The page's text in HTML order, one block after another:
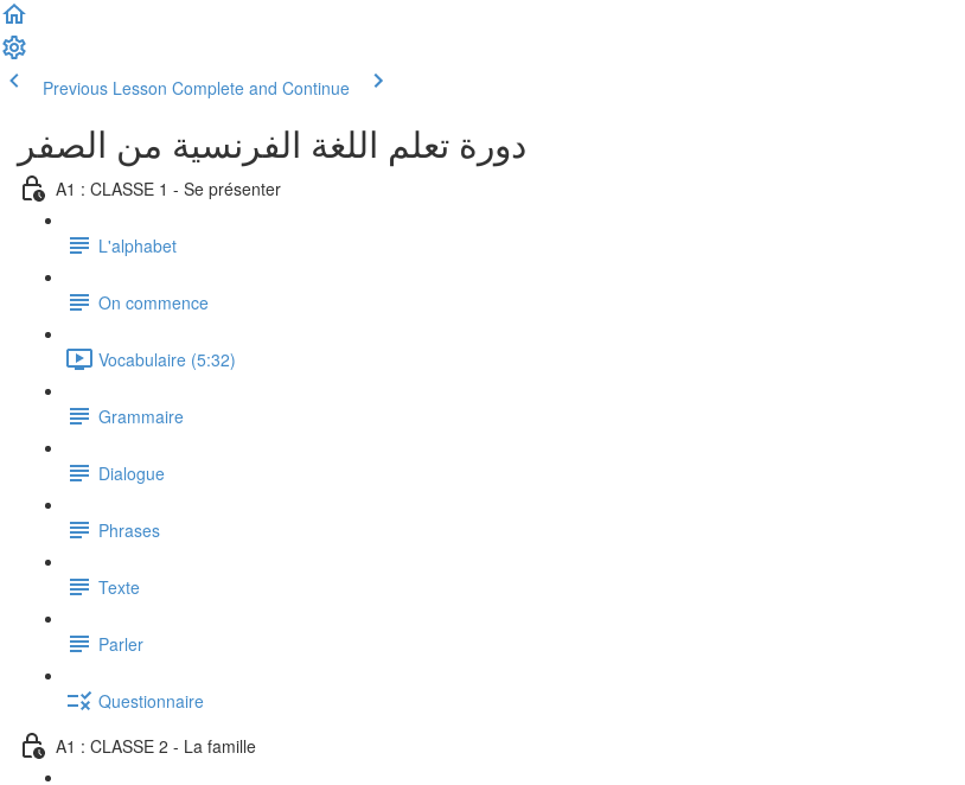
Previous Lesson Complete and Continue
دورة تعلم اللغة الفرنسية من الصفر
A1 : CLASSE 1 - Se présenter
L'alphabet
On commence
Vocabulaire (5:32)
Grammaire
Dialogue
Phrases
Texte
Parler
Questionnaire
A1 : CLASSE 2 - La famille